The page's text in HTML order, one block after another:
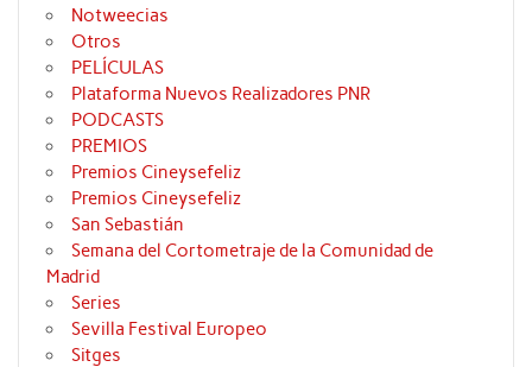
Notweecias
Otros
PELÍCULAS
Plataforma Nuevos Realizadores PNR
PODCASTS
PREMIOS
Premios Cineysefeliz
Premios Cineysefeliz
San Sebastián
Semana del Cortometraje de la Comunidad de
Madrid
Series
Sevilla Festival Europeo
Sitges